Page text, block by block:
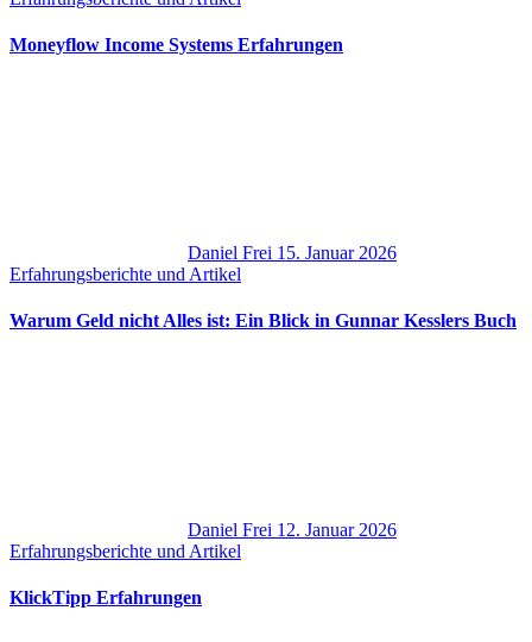
Moneyflow Income Systems Erfahrungen
Daniel Frei 15. Januar 2026
Erfahrungsberichte und Artikel
Warum Geld nicht Alles ist: Ein Blick in Gunnar Kesslers Buch
Daniel Frei 12. Januar 2026
Erfahrungsberichte und Artikel
KlickTipp Erfahrungen